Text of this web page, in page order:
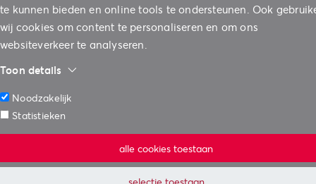
te kunnen bieden en online tools te ondersteunen. Ook
wij cookies om content te personaliseren en om ons
websiteverkeer te analyseren.
Toon details
Noodzakelijk
Statistieken
alle cookies toestaan
selectie toestaan